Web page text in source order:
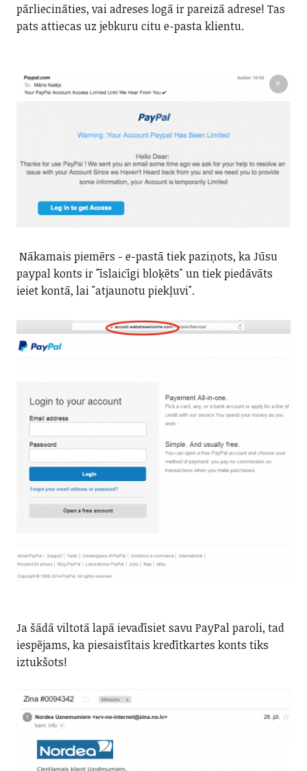
pārliecināties, vai adreses logā ir pareizā adrese! Tas
pats attiecas uz jebkuru citu e-pasta klientu.
Nākamais piemērs - e-pastā tiek paziņots, ka Jūsu
paypal konts ir "īslaicīgi bloķēts" un tiek piedāvāts
ieiet kontā, lai "atjaunotu piekļuvi".
Ja šādā viltotā lapā ievadīsiet savu PayPal paroli, tad
iespējams, ka piesaistītais kredītkartes konts tiks
iztukšots!